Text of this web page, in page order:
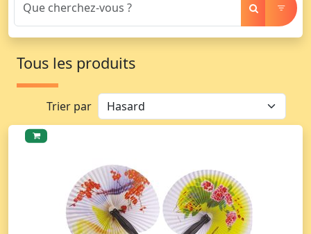
Tous les produits
Trier par